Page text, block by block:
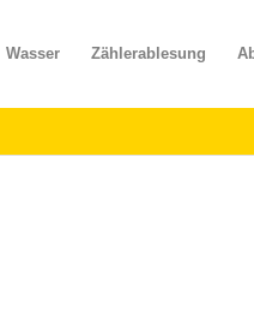
Wasser Zählerablesung